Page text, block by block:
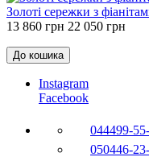
Золоті сережки з
13 860 грн 22 050 грн
До кошика
Instagram
Facebook
044499-
050446-